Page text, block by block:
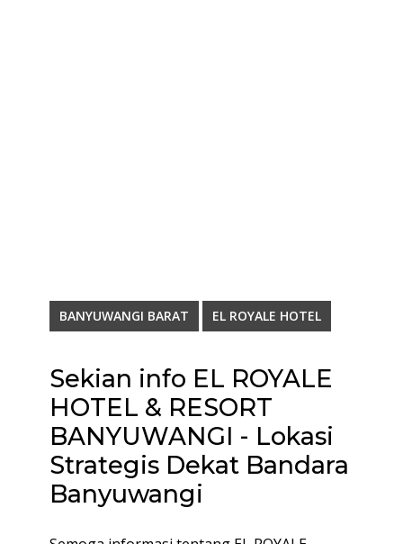
BANYUWANGI BARAT EL ROYALE HOTEL
Sekian info EL ROYALE
HOTEL & RESORT
BANYUWANGI - Lokasi
Strategis Dekat Bandara
Banyuwangi